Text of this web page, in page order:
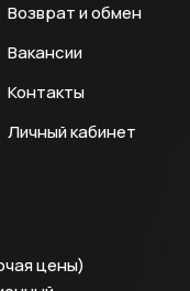
Возврат и обмен
Вакансии
Контакты
Личный кабинет
цены)